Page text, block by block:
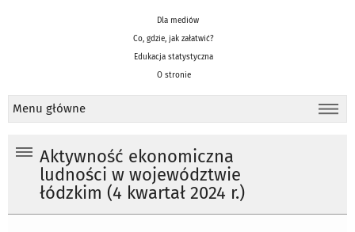
Dla mediów
Co, gdzie, jak załatwić?
Edukacja statystyczna
O stronie
Menu główne
Aktywność ekonomiczna
ludności w województwie
łódzkim (4 kwartał 2024 r.)